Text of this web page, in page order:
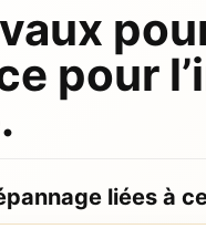
pour
liées à